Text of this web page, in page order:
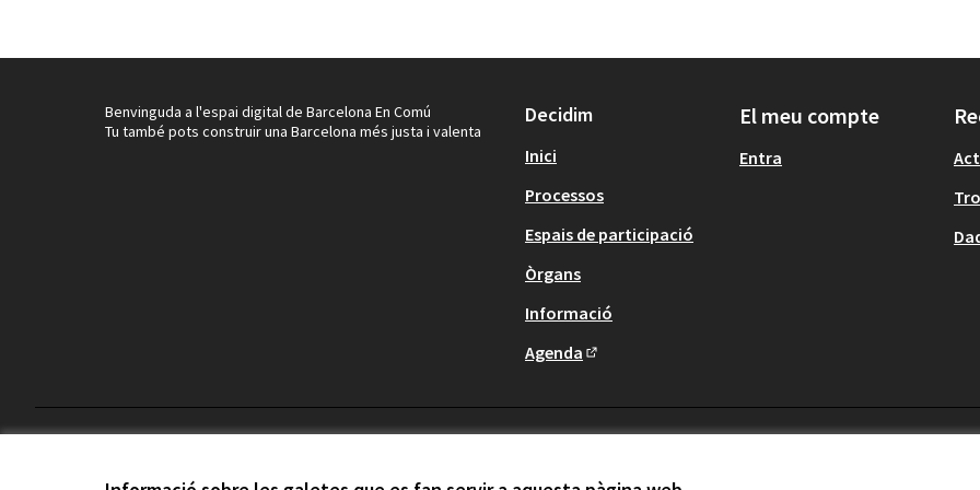
Benvinguda a l'espai digital de Barcelona En Comú
Tu també pots construir una Barcelona més justa i valenta
Decidim
Inici
Processos
Espais de participació
Òrgans
Informació
Agenda
El meu compte
Entra